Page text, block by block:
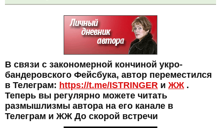
В связи с закономерной кончиной укро-
бандеровского Фейсбука, автор переместился
в Телеграм: https://t.me/ISTRINGER и ЖЖ .
Теперь вы регулярно можете читать
размышлизмы автора на его канале в
Телеграм и ЖЖ До скорой встречи